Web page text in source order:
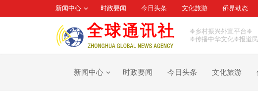
新闻中心 时政要闻 今日头条 文化旅游 侨界动态
❈乡村振兴外宣平台❈
❈传播中华文化❈报道
新闻中心 时政要闻 今日头条 文化旅游